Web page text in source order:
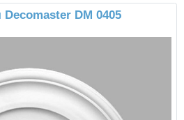
Decomaster DM 0405